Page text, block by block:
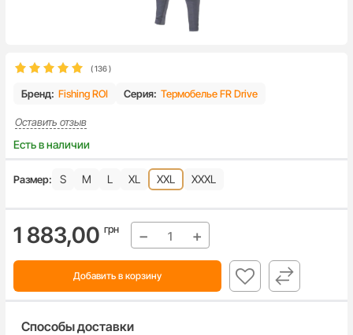
(136)
Бренд: Fishing ROI Серия: Термобелье FR Drive
Оставить отзыв
Есть в наличии
Размер: S M L XL XXL XXXL
1 883,00 грн − +
Добавить в корзину
Способы доставки